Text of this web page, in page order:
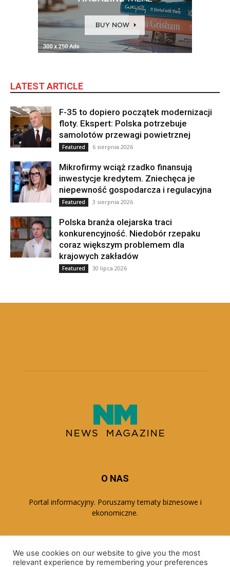
LATEST ARTICLE
F-35 to dopiero początek modernizacji
floty. Ekspert: Polska potrzebuje
samolotów przewagi powietrznej
Featured 6 sierpnia 2026
Mikrofirmy wciąż rzadko finansują
inwestycje kredytem. Zniechęca je
niepewność gospodarcza i regulacyjna
Featured 3 sierpnia 2026
Polska branża olejarska traci
konkurencyjność. Niedobór rzepaku
coraz większym problemem dla
krajowych zakładów
Featured 30 lipca 2026
O NAS
Portal informacyjny. Poruszamy tematy biznesowe i
ekonomiczne.
PODĄŻAJ ZA NAMI
We use cookies on our website to give you the most
relevant experience by remembering your preferences